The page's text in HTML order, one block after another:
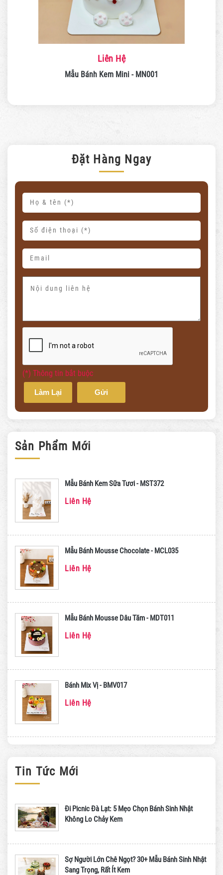
Liên Hệ
Mẫu Bánh Kem Mini - MN001
Đặt Hàng Ngay
(*) Thông tin bắt buộc
Làm Lại Gửi
Sản Phẩm Mới
Mẫu Bánh Kem Sữa Tươi - MST372
Liên Hệ
Mẫu Bánh Mousse Chocolate - MCL035
Liên Hệ
Mẫu Bánh Mousse Dâu Tăm - MDT011
Liên Hệ
Bánh Mix Vị - BMV017
Liên Hệ
Tin Tức Mới
Đi Picnic Đà Lạt: 5 Mẹo Chọn Bánh Sinh Nhật
Không Lo Chảy Kem
Sợ Người Lớn Chê Ngọt? 30+ Mẫu Bánh Sinh Nhật
Sang Trọng, Rất Ít Kem